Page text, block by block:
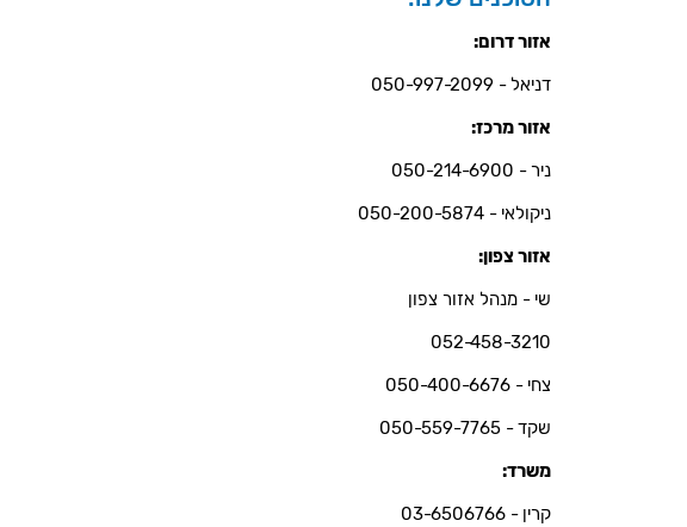
אזור דרום:
דניאל - 050-997-2099
אזור מרכז:
ניר - 050-214-6900
ניקולאי - 050-200-5874
אזור צפון:
שי - מנהל אזור צפון
052-458-3210
צחי - 050-400-6676
שקד - 050-559-7765
משרד:
קרין - 03-6506766